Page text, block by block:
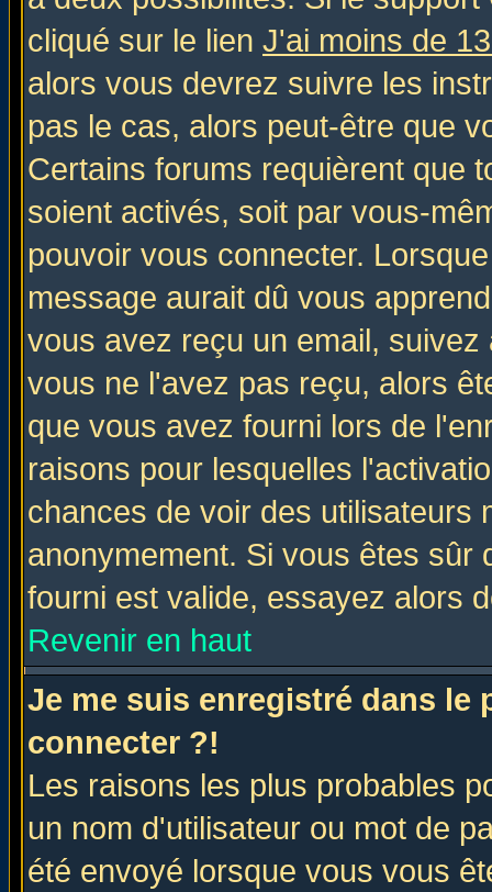
cliqué sur le lien J'ai moins de
alors vous devrez suivre les
pas le cas, alors peut-être que
Certains forums requièrent que
soient activés, soit par vous-
pouvoir vous connecter.
message aurait dû vous
vous avez reçu un email,
vous ne l'avez pas reçu, alors
que vous avez fourni lors de
raisons pour lesquelles
chances de voir des utilisateurs
anonymement. Si vous êtes sûr
fourni est valide, essayez alors
Revenir en haut
Je me suis enregistré dans le
connecter ?!
Les raisons les plus probables
un nom d'utilisateur ou mot de
été envoyé lorsque vous vous